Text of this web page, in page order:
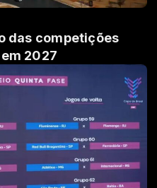
das competições
2027